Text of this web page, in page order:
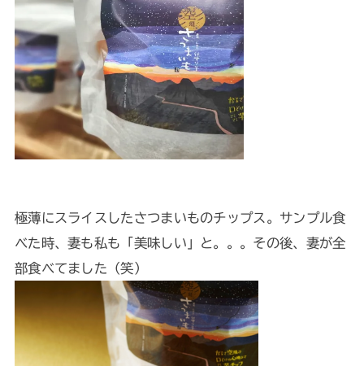
極薄にスライスしたさつまいものチップス。サンプル食
べた時、妻も私も「美味しい」と。。。その後、妻が全
部食べてました（笑）